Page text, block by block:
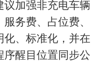
议加强非充电车辆
务费、占位费、
化、标准化，并在
序醒目位置同步公